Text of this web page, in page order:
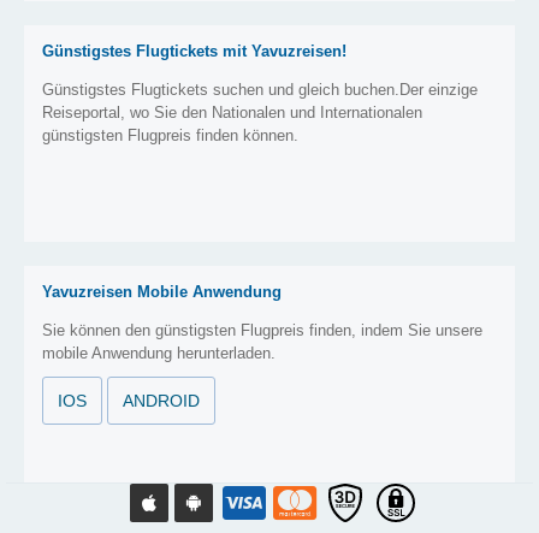
Günstigstes Flugtickets mit Yavuzreisen!
Günstigstes Flugtickets suchen und gleich buchen.Der einzige
Reiseportal, wo Sie den Nationalen und Internationalen
günstigsten Flugpreis finden können.
Yavuzreisen Mobile Anwendung
Sie können den günstigsten Flugpreis finden, indem Sie unsere
mobile Anwendung herunterladen.
IOS ANDROID